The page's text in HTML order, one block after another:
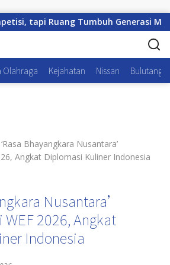
Ruang Tumbuh Generasi Muda
Olahraga Kejahatan Nissan
‘Rasa Bhayangkara Nusantara’
Angkat Diplomasi Kuliner Indonesia
Nusantara’
2026, Angkat
Indonesia